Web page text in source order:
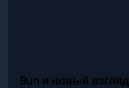
Bun и новый